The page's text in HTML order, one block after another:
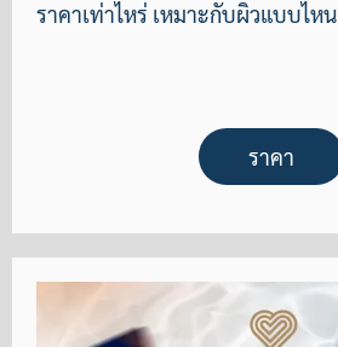
ราคาเท่าไหร่ เหมาะกับผิวแบบไหน
ราคา